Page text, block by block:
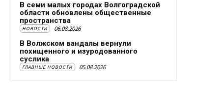
В семи малых городах Волгоградской
области обновлены общественные
пространства
НОВОСТИ 06.08.2026
В Волжском вандалы вернули
похищенного и изуродованного
суслика
ГЛАВНЫЕ НОВОСТИ 05.08.2026